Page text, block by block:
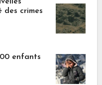
crimes
enfants